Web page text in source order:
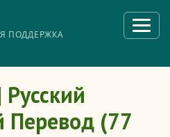
ПОДДЕРЖКА
меню
Перевод (77